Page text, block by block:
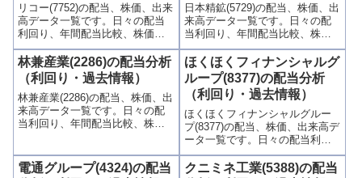
リコー(7752)の配当、株価、出来
高データ一覧です。日々の配当
利回り、年間配当比較、株価や
出来高との関連、高額配当目的
の買い時チャンスなど、表とグ
ラフでわかりやすく掲載、配当
利回りランキングも参考に！
日本精鉱(5729)の配当、株価、出
来高データ一覧です。日々の配
当利回り、年間配当比較、株価
や出来高との関連、高額配当目
的の買い時チャンスなど、表と
グラフでわかりやすく掲載、配
当利回りランキングも参考に！
林兼産業(2286)の配当分析
（利回り・過去情報）
林兼産業(2286)の配当、株価、出
来高データ一覧です。日々の配
当利回り、年間配当比較、株価
グラフでわかりやすく掲載、配
当利回りランキングも参考に！
ほくほくフィナンシャルグ
ループ(8377)の配当分析
（利回り・過去情報）
ほくほくフィナンシャルグルー
プ(8377)の配当、株価、出来高デ
ータ一覧です。日々の配当利回
り、年間配当比較、株価や出来
高との関連、高額配当目的の買
電通グループ(4324)の配当
クニミネ工業(5388)の配当